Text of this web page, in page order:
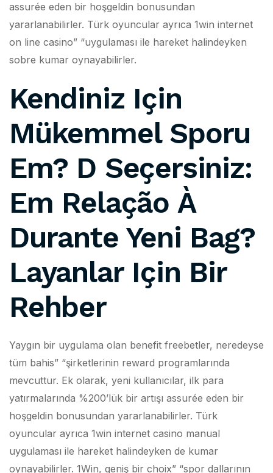
assurée eden bir hoşgeldin bonusundan
yararlanabilirler. Türk oyuncular ayrıca 1win internet
on line casino” “uygulaması ile hareket halindeyken
sobre kumar oynayabilirler.
Kendiniz Için
Mükemmel Sporu
Em? D Seçersiniz:
Em Relação À
Durante Yeni Bag?
Layanlar Için Bir
Rehber
Yaygın bir uygulama olan benefit freebetler, neredeyse
tüm bahis” “şirketlerinin reward programlarında
mevcuttur. Ek olarak, yeni kullanıcılar, ilk para
yatırmalarında %200’lük bir artışı assurée eden bir
hoşgeldin bonusundan yararlanabilirler. Türk
oyuncular ayrıca 1win internet casino manual
uygulaması ile hareket halindeyken de kumar
oynayabilirler. 1Win, geniş bir choix” “spor dallarının